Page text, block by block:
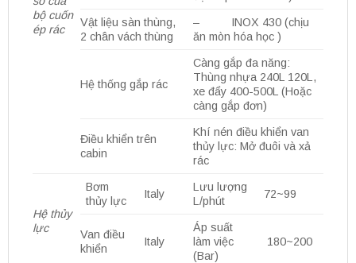
bộ cuốn
ép rác
Vật liệu sàn thùng,
2 chân vách thùng
– INOX 430 (chịu
ăn mòn hóa học )
Hệ thống gắp rác
Càng gắp đa năng:
Thùng nhựa 240L 120L,
xe đẩy 400-500L (Hoặc
càng gắp đơn)
Điều khiển trên
cabin
Khí nén điều khiển van
thủy lực: Mở đuôi và xả
rác
Hệ thủy
lực
Bơm
thủy lực
Italy
Lưu lượng
L/phút
72~99
Van điều
khiển
Italy
Áp suất
làm việc
(Bar)
180~200